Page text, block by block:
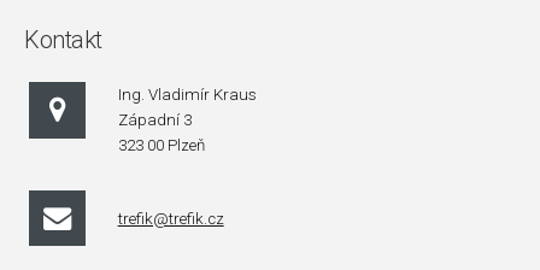
Kontakt
Ing. Vladimír Kraus
Západní 3
323 00 Plzeň
trefik@trefik.cz